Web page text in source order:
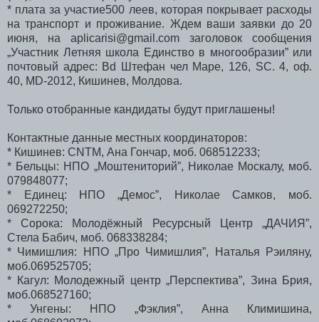
* плата за участие500 леев, которая покрывает расходы
на транспорт и проживание. Ждем ваши заявки до 20
июня, на aplicarisi@gmail.com заголовок сообщения
„Участник Летняя школа Единство в многообразии” или
почтовый адрес: Bd Штефан чел Маре, 126, SC. 4, оф.
40, MD-2012, Кишинев, Молдова.
Только отобранные кандидаты будут приглашены!
Контактные данные местных координаторов:
* Кишинев: CNTM, Ана Гончар, моб. 068512233;
* Бельцы: НПО „Моштениторий”, Николае Москалу, моб.
079848077;
* Единец: НПО „Демос”, Николае Самков, моб.
069272250;
* Сорока: Молодёжный Ресурсный Центр „ДАЧИЯ”,
Стела Бабич, моб. 068338284;
* Чимишлия: НПО „Про Чимишлия”, Наталья Рэиляну,
моб.069525705;
* Кагул: Молодежный центр „Перспектива”, Зина Брия,
моб.068527160;
* Унгены: НПО „Фэклия”, Анна Климишина,